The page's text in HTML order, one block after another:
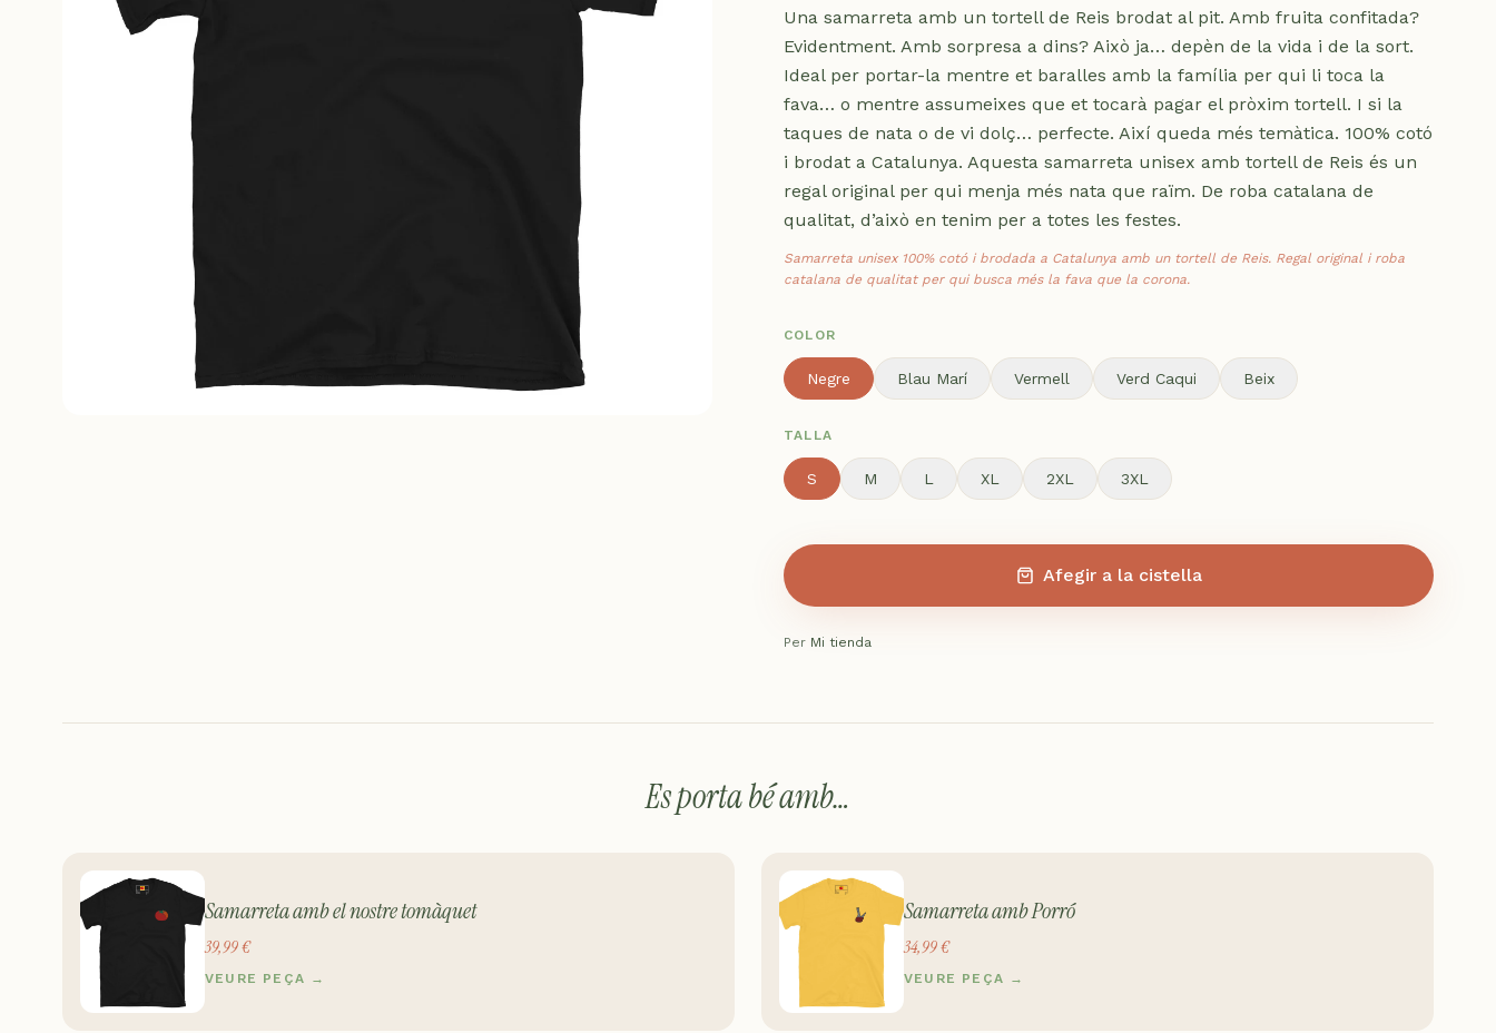
Una samarreta amb un tortell de Reis brodat al pit. Amb fruita confitada?
Evidentment. Amb sorpresa a dins? Això ja… depèn de la vida i de la sort.
Ideal per portar-la mentre et baralles amb la família per qui li toca la
fava… o mentre assumeixes que et tocarà pagar el pròxim tortell. I si la
taques de nata o de vi dolç… perfecte. Així queda més temàtica. 100% cotó
i brodat a Catalunya. Aquesta samarreta unisex amb tortell de Reis és un
regal original per qui menja més nata que raïm. De roba catalana de
qualitat, d’això en tenim per a totes les festes.
Samarreta unisex 100% cotó i brodada a Catalunya amb un tortell de Reis. Regal original i roba
catalana de qualitat per qui busca més la fava que la corona.
COLOR
Negre Blau Marí Vermell Verd Caqui Beix
TALLA
S M L XL 2XL 3XL
Afegir a la cistella
Per Mi tienda
Es porta bé amb…
Samarreta amb el nostre tomàquet
39,99 €
VEURE PEÇA →
Samarreta amb Porró
34,99 €
VEURE PEÇA →